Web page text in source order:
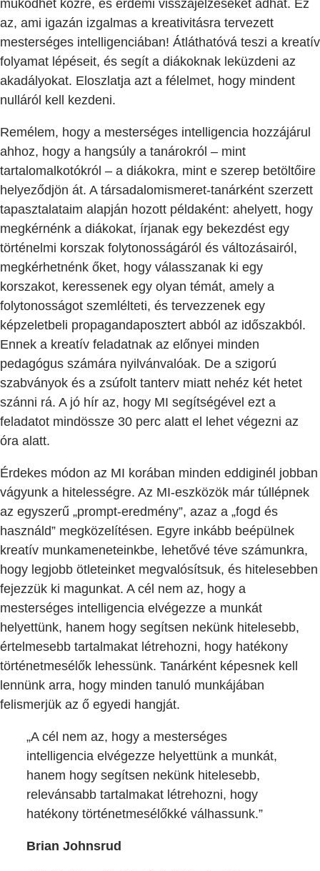
működhet közre, és érdemi visszajelzéseket adhat. Ez
az, ami igazán izgalmas a kreativitásra tervezett
mesterséges intelligenciában! Átláthatóvá teszi a kreatív
folyamat lépéseit, és segít a diákoknak leküzdeni az
akadályokat. Eloszlatja azt a félelmet, hogy mindent
nulláról kell kezdeni.
Remélem, hogy a mesterséges intelligencia hozzájárul
ahhoz, hogy a hangsúly a tanárokról – mint
tartalomalkotókról – a diákokra, mint e szerep betöltőire
helyeződjön át. A társadalomismeret-tanárként szerzett
tapasztalataim alapján hozott példaként: ahelyett, hogy
megkérnénk a diákokat, írjanak egy bekezdést egy
történelmi korszak folytonosságáról és változásairól,
megkérhetnénk őket, hogy válasszanak ki egy
korszakot, keressenek egy olyan témát, amely a
folytonosságot szemlélteti, és tervezzenek egy
képzeletbeli propagandaposztert abból az időszakból.
Ennek a kreatív feladatnak az előnyei minden
pedagógus számára nyilvánvalóak. De a szigorú
szabványok és a zsúfolt tanterv miatt nehéz két hetet
szánni rá. A jó hír az, hogy MI segítségével ezt a
feladatot mindössze 30 perc alatt el lehet végezni az
óra alatt.
Érdekes módon az MI korában minden eddiginél jobban
vágyunk a hitelességre. Az MI-eszközök már túllépnek
az egyszerű „prompt-eredmény”, azaz a „fogd és
használd” megközelítésen. Egyre inkább beépülnek
kreatív munkameneteinkbe, lehetővé téve számunkra,
hogy legjobb ötleteinket megvalósítsuk, és hitelesebben
fejezzük ki magunkat. A cél nem az, hogy a
mesterséges intelligencia elvégezze a munkát
helyettünk, hanem hogy segítsen nekünk hitelesebb,
értelmesebb tartalmakat létrehozni, hogy hatékony
történetmesélők lehessünk. Tanárként képesnek kell
lennünk arra, hogy minden tanuló munkájában
felismerjük az ő egyedi hangját.
„A cél nem az, hogy a mesterséges
intelligencia elvégezze helyettünk a munkát,
hanem hogy segítsen nekünk hitelesebb,
relevánsabb tartalmakat létrehozni, hogy
hatékony történetmesélőkké válhassunk.”
Brian Johnsrud